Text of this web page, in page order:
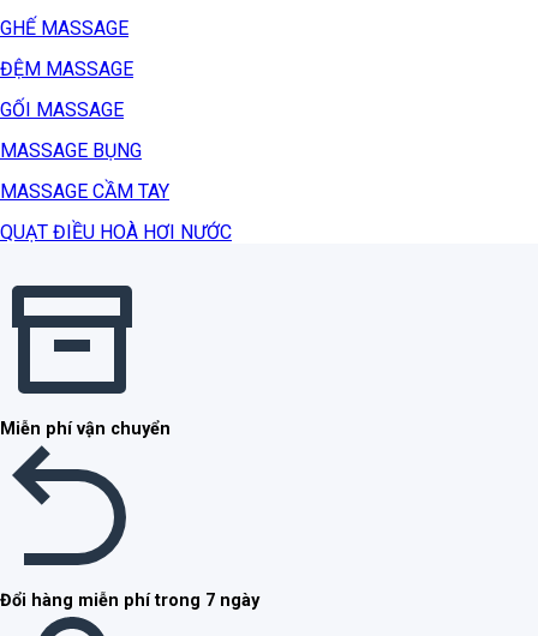
GHẾ MASSAGE
ĐỆM MASSAGE
GỐI MASSAGE
MASSAGE BỤNG
MASSAGE CẦM TAY
QUẠT ĐIỀU HOÀ HƠI NƯỚC
Miễn phí vận chuyển
Đổi hàng miễn phí trong 7 ngày